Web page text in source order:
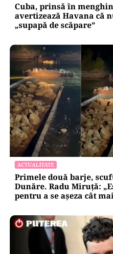
Cuba, prinsă în
avertizează Havana că
„supapă de scăpare”
ACTUALITATE
Primele două barje,
Dunăre. Radu Miruță:
pentru a se așeza cât